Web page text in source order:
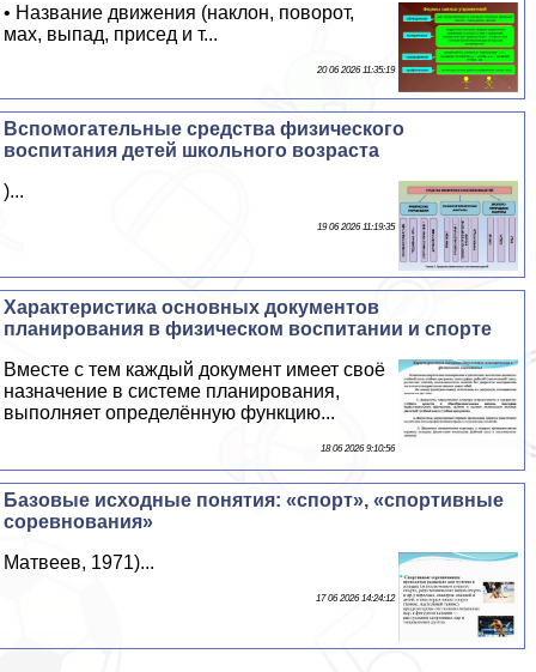
• Название движения (наклон, поворот,
мах, выпад, присед и т...
20 06 2026 11:35:19
Вспомогательные средства физического
воспитания детей школьного возраста
)...
19 06 2026 11:19:35
Хаpaктеристика основных документов
планирования в физическом воспитании и спорте
Вместе с тем каждый документ имеет своё
назначение в системе планирования,
выполняет определённую функцию...
18 06 2026 9:10:56
Базовые исходные понятия: «спорт», «спортивные
соревнования»
Матвеев, 1971)...
17 06 2026 14:24:12